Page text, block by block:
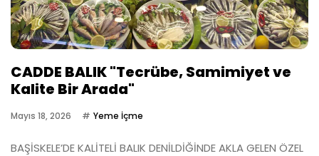
CADDE BALIK "Tecrübe, Samimiyet ve
Kalite Bir Arada"
Mayıs 18, 2026 Yeme İçme
BAŞİSKELE’DE KALİTELİ BALIK DENİLDİĞİNDE AKLA GELEN ÖZEL